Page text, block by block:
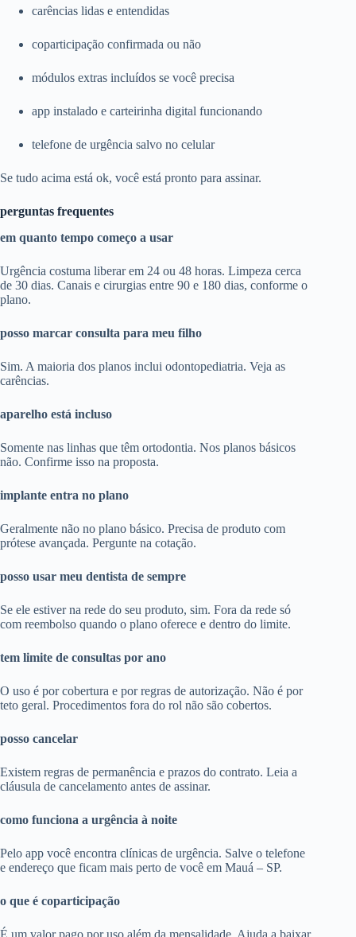
carências lidas e entendidas
coparticipação confirmada ou não
módulos extras incluídos se você precisa
app instalado e carteirinha digital funcionando
telefone de urgência salvo no celular
Se tudo acima está ok, você está pronto para assinar.
perguntas frequentes
em quanto tempo começo a usar
Urgência costuma liberar em 24 ou 48 horas. Limpeza cerca
de 30 dias. Canais e cirurgias entre 90 e 180 dias, conforme o
plano.
posso marcar consulta para meu filho
Sim. A maioria dos planos inclui odontopediatria. Veja as
carências.
aparelho está incluso
Somente nas linhas que têm ortodontia. Nos planos básicos
não. Confirme isso na proposta.
implante entra no plano
Geralmente não no plano básico. Precisa de produto com
prótese avançada. Pergunte na cotação.
posso usar meu dentista de sempre
Se ele estiver na rede do seu produto, sim. Fora da rede só
com reembolso quando o plano oferece e dentro do limite.
tem limite de consultas por ano
O uso é por cobertura e por regras de autorização. Não é por
teto geral. Procedimentos fora do rol não são cobertos.
posso cancelar
Existem regras de permanência e prazos do contrato. Leia a
cláusula de cancelamento antes de assinar.
como funciona a urgência à noite
Pelo app você encontra clínicas de urgência. Salve o telefone
e endereço que ficam mais perto de você em Mauá – SP.
o que é coparticipação
É um valor pago por uso além da mensalidade. Ajuda a baixar